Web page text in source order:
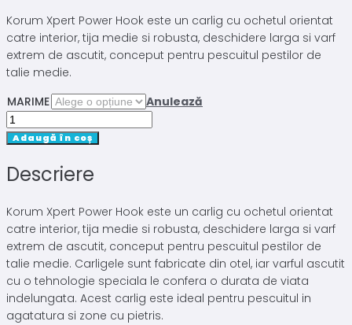
Korum Xpert Power Hook este un carlig cu ochetul orientat
catre interior, tija medie si robusta, deschidere larga si varf
extrem de ascutit, conceput pentru pescuitul pestilor de
talie medie.
MARIME
Anulează
Cantitate
CARLIGE
XPERT
HOOK
MICRO
BARBED
10BUC
Adaugă în coș
Descriere
Korum Xpert Power Hook este un carlig cu ochetul orientat
catre interior, tija medie si robusta, deschidere larga si varf
extrem de ascutit, conceput pentru pescuitul pestilor de
talie medie. Carligele sunt fabricate din otel, iar varful ascutit
cu o tehnologie speciala le confera o durata de viata
indelungata. Acest carlig este ideal pentru pescuitul in
agatatura si zone cu pietris.